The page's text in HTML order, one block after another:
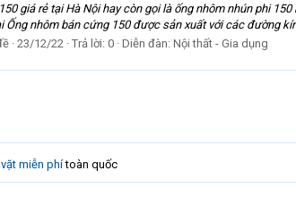
giá rẻ tại Hà Nội hay còn gọi là ống nhôm nhún phi
Ống nhôm bán cứng 150 được sản xuất với các đường
23/12/22 Trả lời: 0 Diễn đàn: Nội thất - Gia dụng
miễn phítoàn quốc